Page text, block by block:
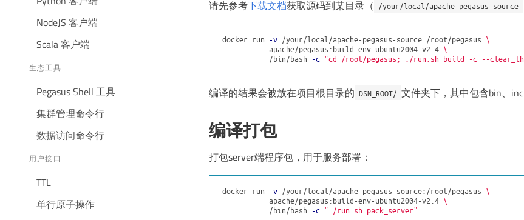
NodeJS 客户端
Scala 客户端
生态工具
Pegasus Shell 工具
集群管理命令行
数据访问命令行
用户接口
TTL
单行原子操作
请先参考下载文档获取源码到某目录（ /your/local/apache-pegasus-source
docker run -v /your/local/apache-pegasus-source:/root/pegasus \
           apache/pegasus:build-env-ubuntu2004-v2.4
\
           /bin/bash
-c "cd /root/pegasus; ./run.sh build -c --
编译的结果会被放在项目根目录的 DSN_ROOT/ 文件夹下，其中包含bin、
编译打包
打包server端程序包，用于服务部署：
docker run -v /your/local/apache-pegasus-source:/root/pegasus \
           apache/pegasus:build-env-ubuntu2004-v2.4
\
           /bin/bash
-c "./run.sh pack_server"